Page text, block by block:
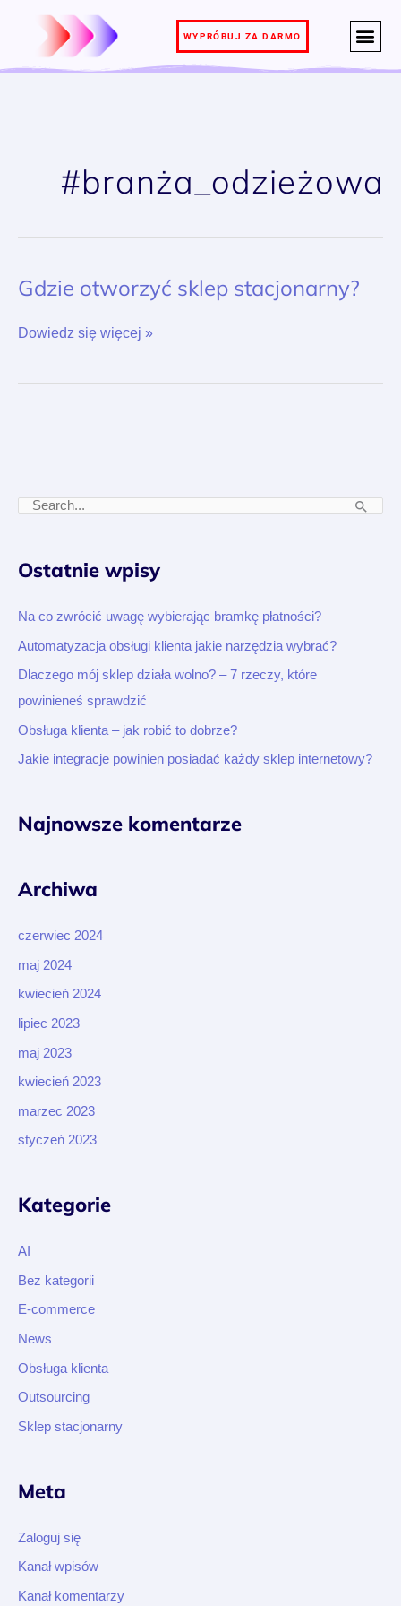
WYPRÓBUJ ZA DARMO
#branża_odzieżowa
Gdzie otworzyć sklep stacjonarny?
Gdzie
otworzyć
stacjonarny?
Dowiedz się więcej »
S
u
a
Ostatnie wpisy
Na co zwrócić uwagę wybierając bramkę płatności?
Automatyzacja obsługi klienta jakie narzędzia wybrać?
Dlaczego mój sklep działa wolno? – 7 rzeczy, które
powinieneś sprawdzić
Obsługa klienta – jak robić to dobrze?
Jakie integracje powinien posiadać każdy sklep internetowy?
Najnowsze komentarze
Archiwa
czerwiec 2024
maj 2024
kwiecień 2024
lipiec 2023
maj 2023
kwiecień 2023
marzec 2023
styczeń 2023
Kategorie
AI
Bez kategorii
E-commerce
News
Obsługa klienta
Outsourcing
Sklep stacjonarny
Meta
Zaloguj się
Kanał wpisów
Kanał komentarzy